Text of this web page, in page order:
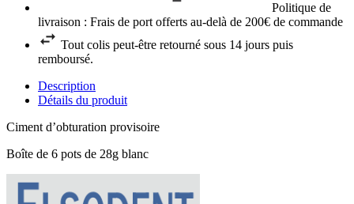
Politique de
livraison : Frais de port offerts au-delà de 200€ de commande
Tout colis peut-être retourné sous 14 jours puis
remboursé.
Description
Détails du produit
Ciment d’obturation provisoire
Boîte de 6 pots de 28g blanc